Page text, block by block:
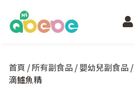
首頁 / 所有副食品 / 嬰幼兒副食品 /
滴鱸魚精